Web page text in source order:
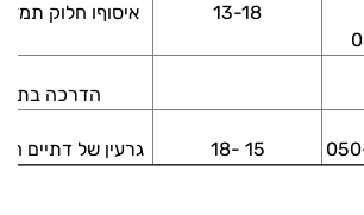
13-18 איסוףו חלוק
הדרכה
15 -18 גרעין של דתיים